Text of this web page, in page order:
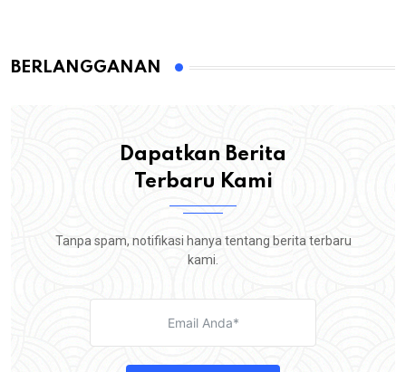
BERLANGGANAN
Dapatkan Berita
Terbaru Kami
Tanpa spam, notifikasi hanya tentang berita terbaru
kami.